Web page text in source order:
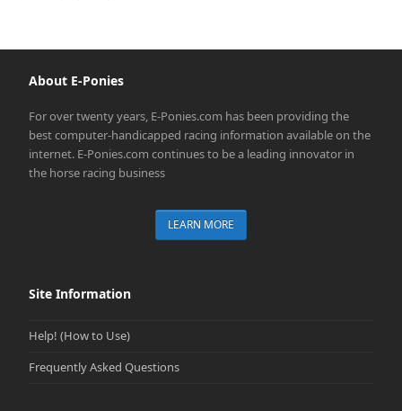
About E-Ponies
For over twenty years, E-Ponies.com has been providing the
best computer-handicapped racing information available on the
internet. E-Ponies.com continues to be a leading innovator in
the horse racing business
LEARN MORE
Site Information
Help! (How to Use)
Frequently Asked Questions